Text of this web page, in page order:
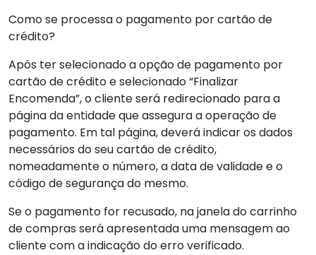
Como se processa o pagamento por cartão de
crédito?
Após ter selecionado a opção de pagamento por
cartão de crédito e selecionado “Finalizar
Encomenda”, o cliente será redirecionado para a
página da entidade que assegura a operação de
pagamento. Em tal página, deverá indicar os dados
necessários do seu cartão de crédito,
nomeadamente o número, a data de validade e o
código de segurança do mesmo.
Se o pagamento for recusado, na janela do carrinho
de compras será apresentada uma mensagem ao
cliente com a indicação do erro verificado.